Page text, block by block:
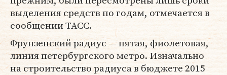
выделения средств по годам, отмечается в
сообщении ТАСС.
Фрунзенский радиус — пятая, фиолетовая,
линия петербургского метро. Изначально
на строительство радиуса в бюджете 2015